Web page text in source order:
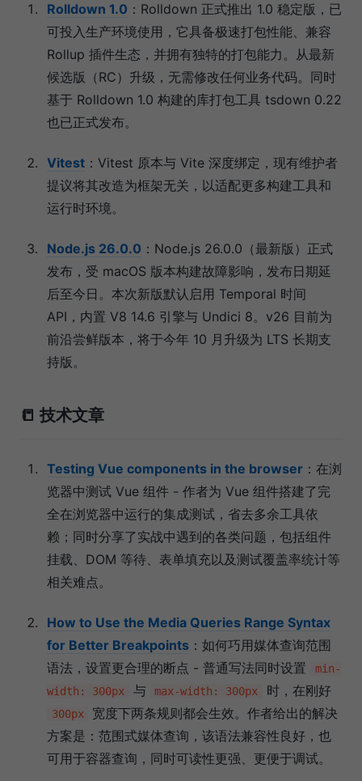
Rolldown 1.0 ：Rolldown 正式推出 1.0 稳定版，已
可投入生产环境使用，它具备极速打包性能、兼容
Rollup 插件生态，并拥有独特的打包能力。从最新
候选版（RC）升级，无需修改任何业务代码。同时
基于 Rolldown 1.0 构建的库打包工具 tsdown 0.22
也已正式发布。
Vitest ：Vitest 原本与 Vite 深度绑定，现有维护者
提议将其改造为框架无关，以适配更多构建工具和
运行时环境。
Node.js 26.0.0 ：Node.js 26.0.0（最新版）正式
发布，受 macOS 版本构建故障影响，发布日期延
后至今日。本次新版默认启用 Temporal 时间
API，内置 V8 14.6 引擎与 Undici 8。v26 目前为
前沿尝鲜版本，将于今年 10 月升级为 LTS 长期支
持版。
📒 技术文章
Testing Vue components in the browser ：在浏
览器中测试 Vue 组件 - 作者为 Vue 组件搭建了完
全在浏览器中运行的集成测试，省去多余工具依
赖；同时分享了实战中遇到的各类问题，包括组件
挂载、DOM 等待、表单填充以及测试覆盖率统计等
相关难点。
How to Use the Media Queries Range Syntax
for Better Breakpoints ：如何巧用媒体查询范围
语法，设置更合理的断点 - 普通写法同时设置
min-
width: 300px
与 max-width: 300px 时，在刚好
300px
宽度下两条规则都会生效。作者给出的解决
方案是：范围式媒体查询，该语法兼容性良好，也
可用于容器查询，同时可读性更强、更便于调试。